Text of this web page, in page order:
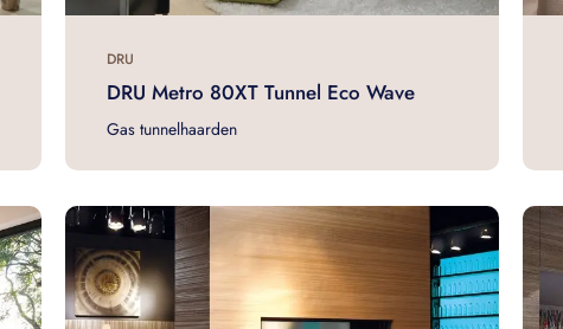
DRU
DRU Metro 80XT Tunnel Eco Wave
Gas tunnelhaarden